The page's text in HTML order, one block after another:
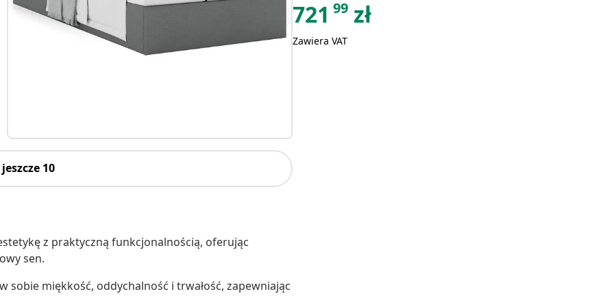
10
z praktyczną funkcjonalnością, oferując
sen.
sobie miękkość, oddychalność i trwałość, zapewniając
721 99 zł
Zawiera VAT